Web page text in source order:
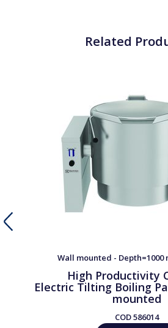
Related
Wall mounted - Depth=1000
High Productivity
Electric Tilting Boiling
mounted
COD586014